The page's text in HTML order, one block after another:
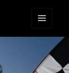
WIDGETS